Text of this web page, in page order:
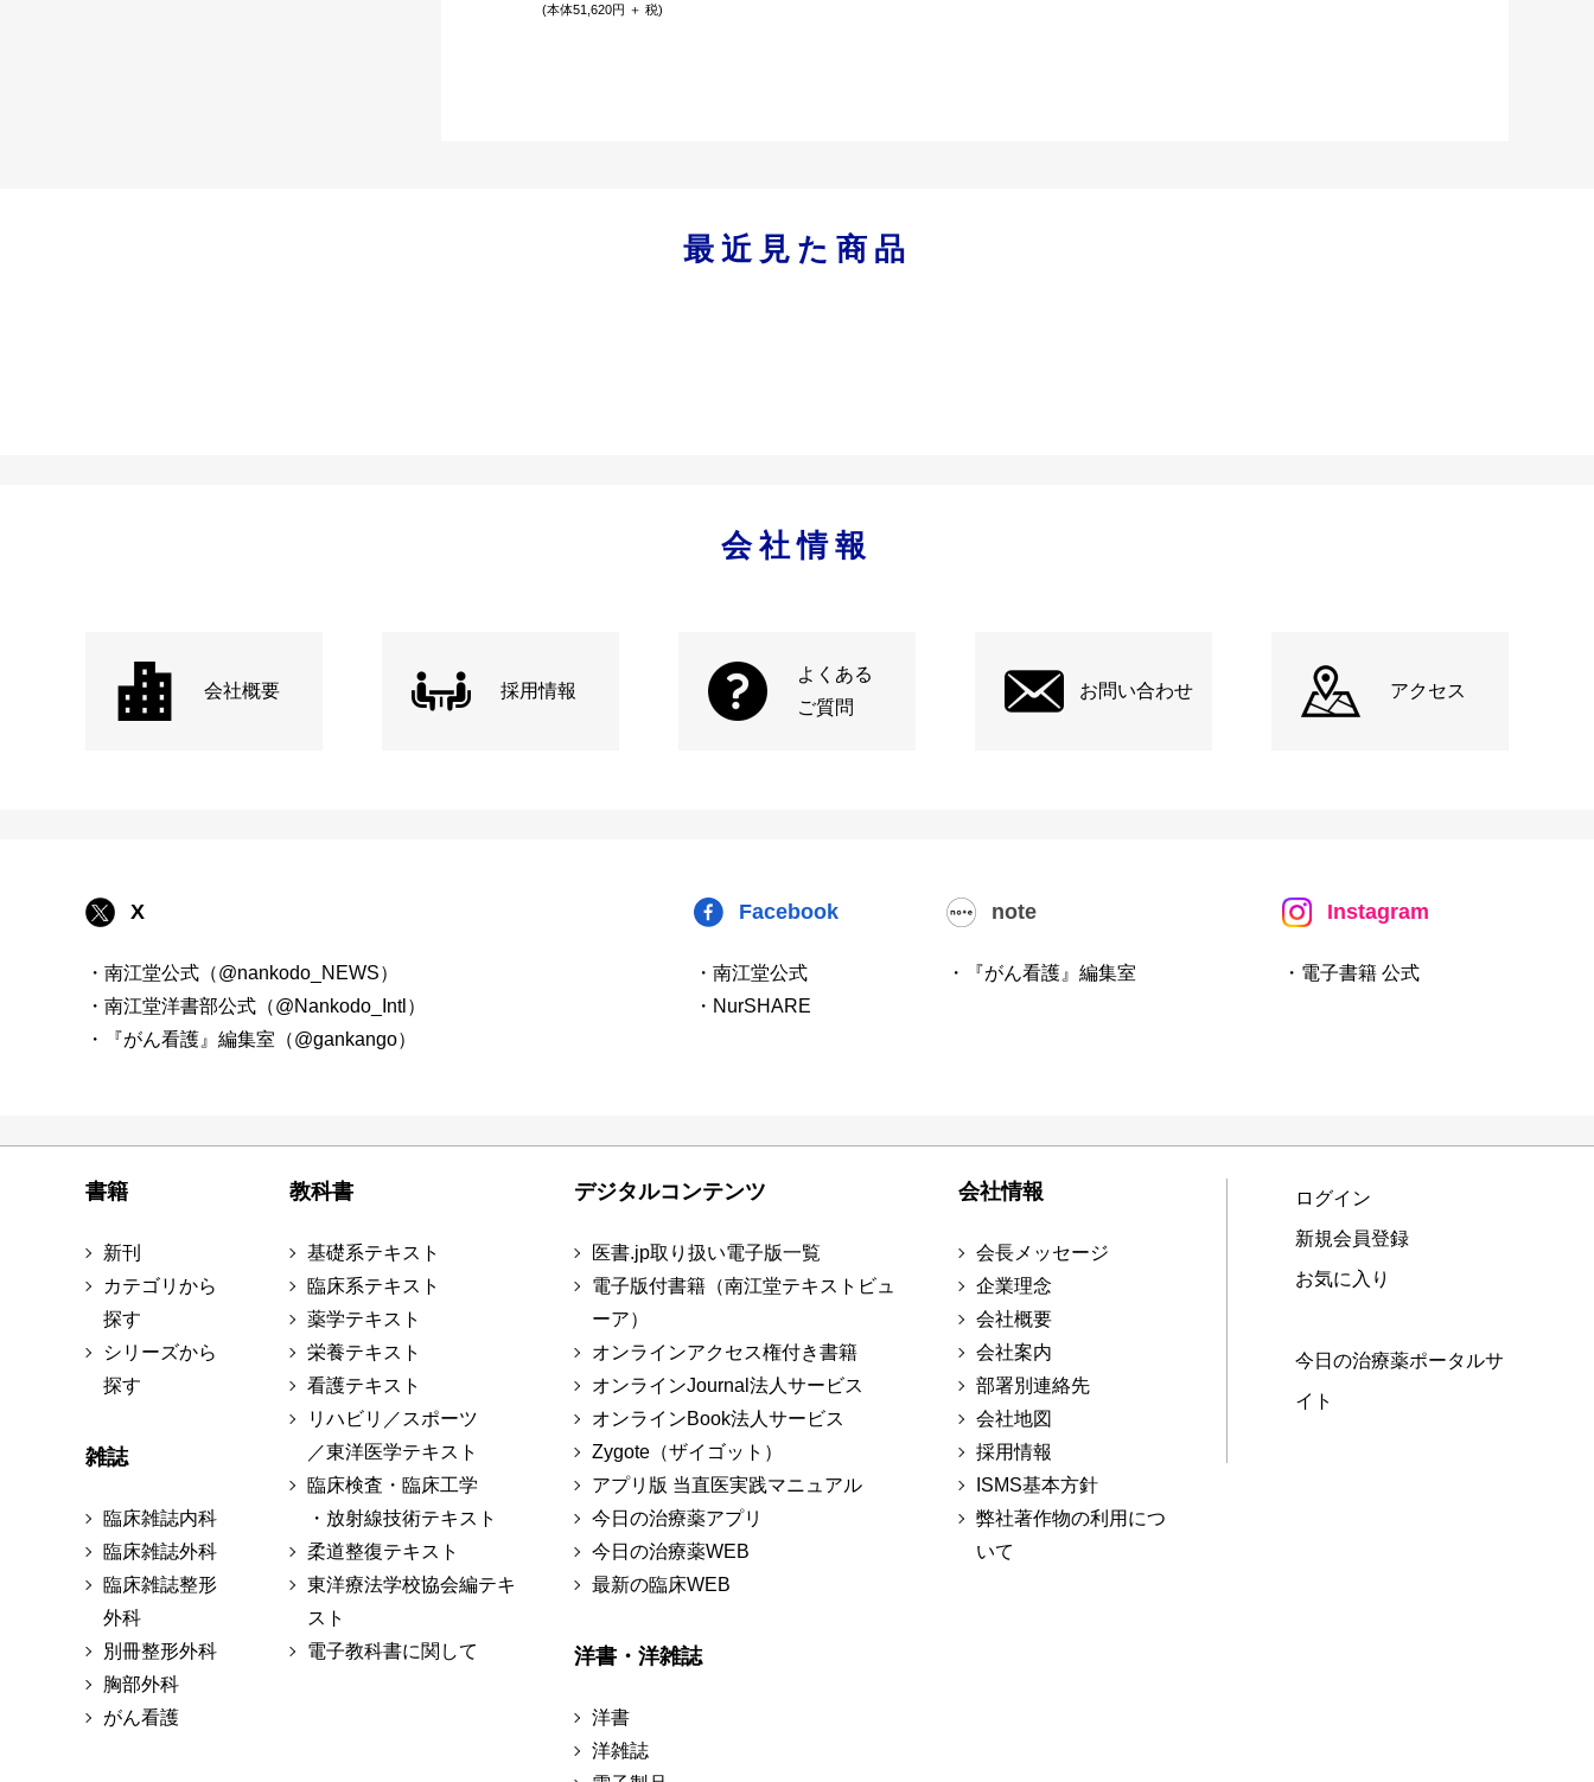
(本体51,620円 ＋ 税)
最近見た商品
会社情報
会社概要 採用情報
よくある
ご質問
お問い合わせ アクセス
X
・南江堂公式（@nankodo_NEWS）
・南江堂洋書部公式（@Nankodo_Intl）
・『がん看護』編集室（@gankango）
Facebook
・南江堂公式
・NurSHARE
note
・『がん看護』編集室
Instagram
・電子書籍 公式
書籍
新刊
カテゴリから
探す
シリーズから
探す
雑誌
臨床雑誌内科
臨床雑誌外科
臨床雑誌整形
外科
別冊整形外科
胸部外科
がん看護
教科書
基礎系テキスト
臨床系テキスト
薬学テキスト
栄養テキスト
看護テキスト
リハビリ／スポーツ
／東洋医学テキスト
臨床検査・臨床工学
・放射線技術テキスト
柔道整復テキスト
東洋療法学校協会編テキ
スト
電子教科書に関して
デジタルコンテンツ
医書.jp取り扱い電子版一覧
電子版付書籍（南江堂テキストビュ
ーア）
オンラインアクセス権付き書籍
オンラインJournal法人サービス
オンラインBook法人サービス
Zygote（ザイゴット）
アプリ版 当直医実践マニュアル
今日の治療薬アプリ
今日の治療薬WEB
最新の臨床WEB
洋書・洋雑誌
洋書
洋雑誌
会社情報
会長メッセージ
企業理念
会社概要
会社案内
部署別連絡先
会社地図
採用情報
ISMS基本方針
弊社著作物の利用につ
いて
ログイン
新規会員登録
お気に入り
今日の治療薬ポータルサ
イト